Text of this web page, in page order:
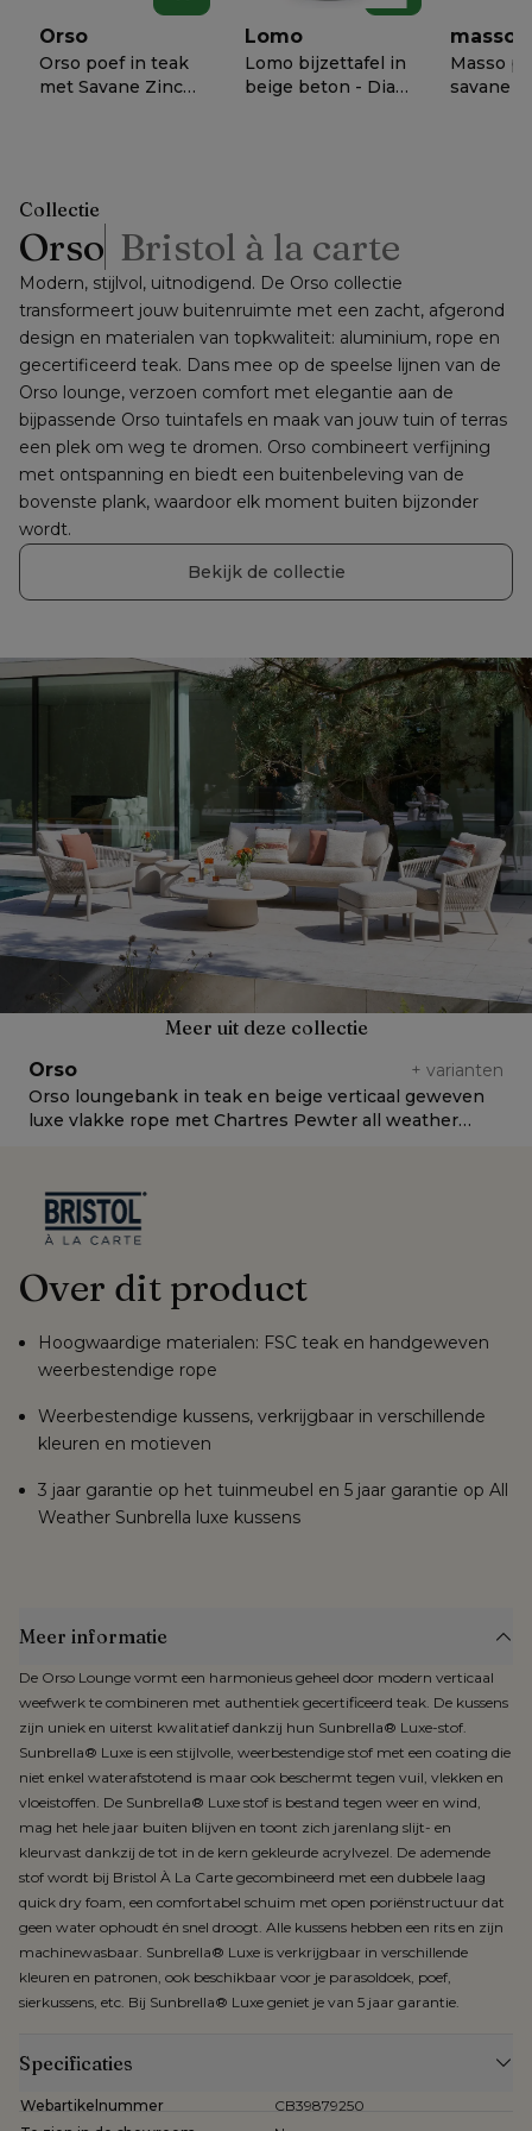
Orso
Orso poef in teak
met Savane Zinc
Lomo
Lomo bijzettafel in
beige beton - Dia.
masso
Masso
savane
Collectie
Orso Bristol à la carte
Modern, stijlvol, uitnodigend. De Orso collectie
transformeert jouw buitenruimte met een zacht, afgerond
design en materialen van topkwaliteit: aluminium, rope en
gecertificeerd teak. Dans mee op de speelse lijnen van de
Orso lounge, verzoen comfort met elegantie aan de
bijpassende Orso tuintafels en maak van jouw tuin of terras
een plek om weg te dromen. Orso combineert verfijning
met ontspanning en biedt een buitenbeleving van de
bovenste plank, waardoor elk moment buiten bijzonder
wordt.
Bekijk de collectie
Meer uit deze collectie
Orso + varianten
Orso loungebank in teak en beige verticaal geweven
luxe vlakke rope met Chartres Pewter all weather
Over dit product
Hoogwaardige materialen: FSC teak en handgeweven
weerbestendige rope
Weerbestendige kussens, verkrijgbaar in verschillende
kleuren en motieven
3 jaar garantie op het tuinmeubel en 5 jaar garantie op All
Weather Sunbrella luxe kussens
Meer informatie
De Orso Lounge vormt een harmonieus geheel door modern verticaal
weefwerk te combineren met authentiek gecertificeerd teak. De kussens
zijn uniek en uiterst kwalitatief dankzij hun Sunbrella® Luxe-stof.
Sunbrella® Luxe is een stijlvolle, weerbestendige stof met een coating die
niet enkel waterafstotend is maar ook beschermt tegen vuil, vlekken en
vloeistoffen. De Sunbrella® Luxe stof is bestand tegen weer en wind,
mag het hele jaar buiten blijven en toont zich jarenlang slijt- en
kleurvast dankzij de tot in de kern gekleurde acrylvezel. De ademende
stof wordt bij Bristol À La Carte gecombineerd met een dubbele laag
quick dry foam, een comfortabel schuim met open poriënstructuur dat
geen water ophoudt én snel droogt. Alle kussens hebben een rits en zijn
machinewasbaar. Sunbrella® Luxe is verkrijgbaar in verschillende
kleuren en patronen, ook beschikbaar voor je parasoldoek, poef,
sierkussens, etc. Bij Sunbrella® Luxe geniet je van 5 jaar garantie.
Specificaties
Webartikelnummer
CB39879250